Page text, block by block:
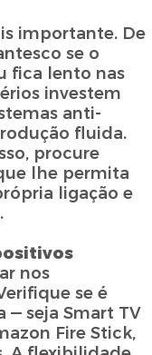
importante. De
se o
fica lento nas
investem
anti-
fluida.
procure
lhe permita
ligação e
nos
se é
— seja Smart TV
Fire Stick,